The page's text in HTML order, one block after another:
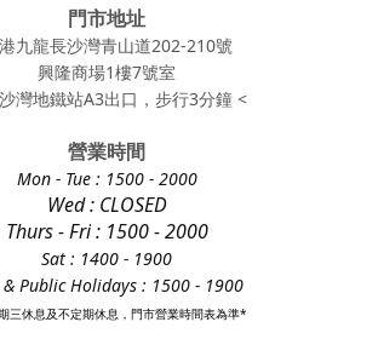
門市地址
九龍長沙灣青山道202-210號
興隆商場1樓7號室
灣地鐵站A3出口，步行3分鐘 <
營業時間
Mon - Tue: 1500 - 2000
Wed : CLOSED
Thurs - Fri: 1500 - 2000
Sat : 1400 - 1900
& Public Holidays : 1500 - 1900
三休息及不定期休息，門市營業時間表為準*